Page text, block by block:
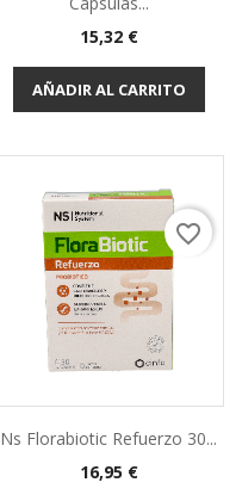
15,32 €
AÑADIR AL CARRITO
Ns Florabiotic Refuerzo 30...
16,95 €
favorite_border